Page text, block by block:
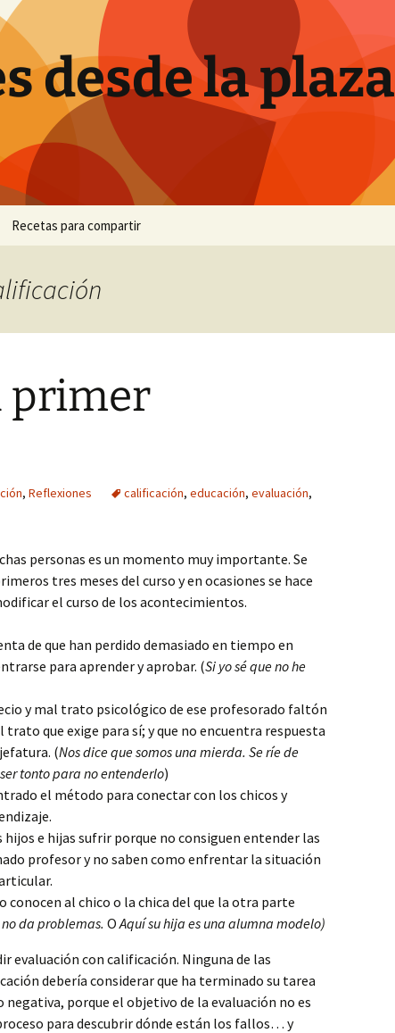
desde la plaza
Recetas para compartir
Pan de plátano
Paté
Polvorones
Tarta de queso
Tiramisú
primer
, Reflexiones calificación, educación, evaluación,
personas es un momento muy importante. Se
tres meses del curso y en ocasiones se hace
el curso de los acontecimientos.
de que han perdido demasiado en tiempo en
para aprender y aprobar. (Si yo sé que no he
y mal trato psicológico de ese profesorado faltón
trato que exige para sí; y que no encuentra respuesta
(Nos dice que somos una mierda. Se ríe de
tonto para no entenderlo)
el método para conectar con los chicos y
hijos e hijas sufrir porque no consiguen entender las
profesor y no saben como enfrentar la situación
conocen al chico o la chica del que la otra parte
da problemas. OAquí su hija es una alumna modelo)
evaluación con calificación. Ninguna de las
debería considerar que ha terminado su tarea
negativa, porque el objetivo de la evaluación no es
para descubrir dónde están los fallos… y